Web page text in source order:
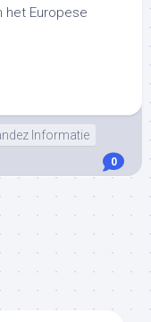
het Europese
Informatie
0